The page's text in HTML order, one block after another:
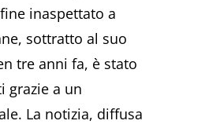
inaspettato a
sottratto al suo
tre anni fa, è stato
grazie a un
La notizia, diffusa